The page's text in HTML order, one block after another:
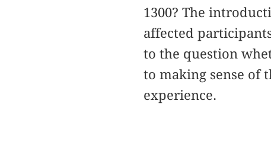
1300? The
affected
to the question
to making sense of
experience.